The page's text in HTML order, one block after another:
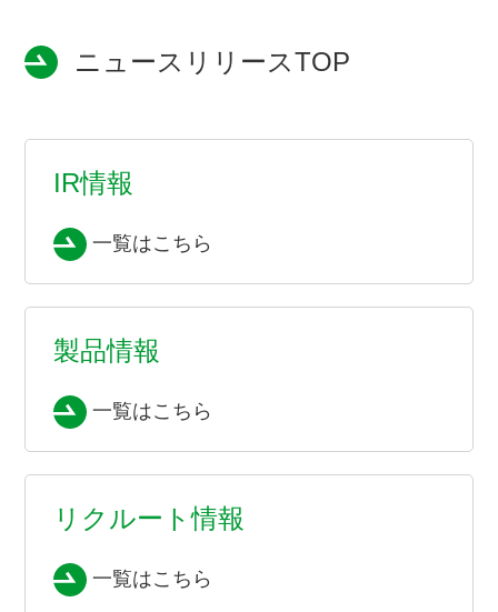
ニュースリリースTOP
IR情報
一覧はこちら
製品情報
一覧はこちら
リクルート情報
一覧はこちら